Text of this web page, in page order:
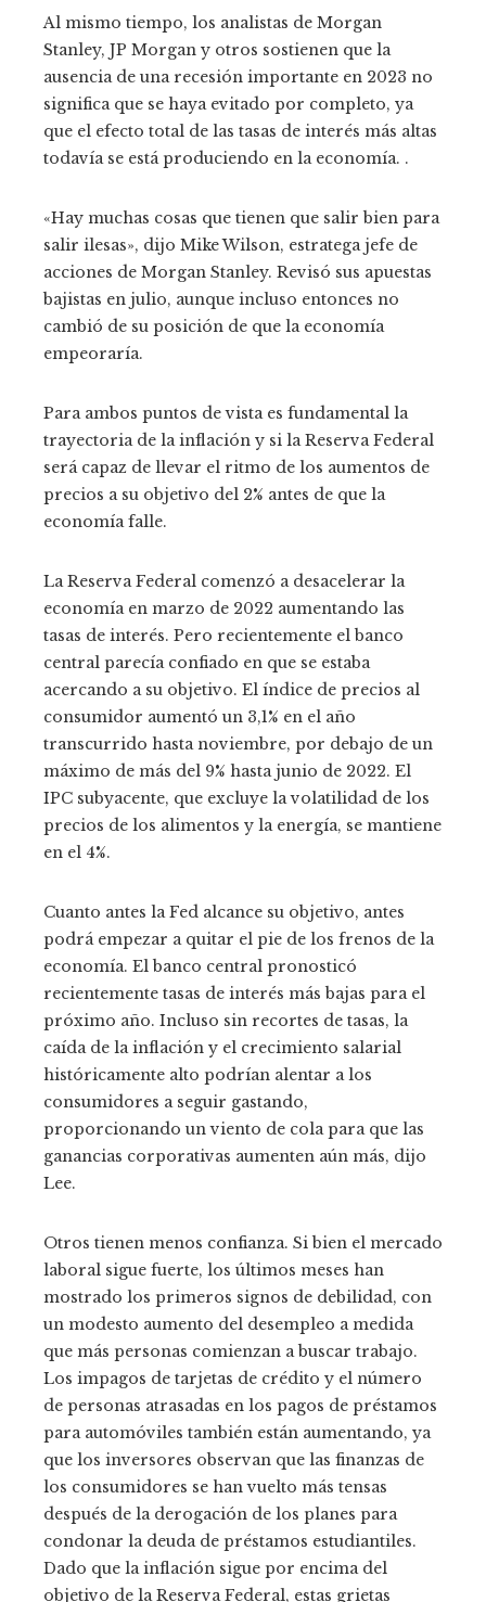
Al mismo tiempo, los analistas de Morgan
Stanley, JP Morgan y otros sostienen que la
ausencia de una recesión importante en 2023 no
significa que se haya evitado por completo, ya
que el efecto total de las tasas de interés más altas
todavía se está produciendo en la economía. .
«Hay muchas cosas que tienen que salir bien para
salir ilesas», dijo Mike Wilson, estratega jefe de
acciones de Morgan Stanley. Revisó sus apuestas
bajistas en julio, aunque incluso entonces no
cambió de su posición de que la economía
empeoraría.
Para ambos puntos de vista es fundamental la
trayectoria de la inflación y si la Reserva Federal
será capaz de llevar el ritmo de los aumentos de
precios a su objetivo del 2% antes de que la
economía falle.
La Reserva Federal comenzó a desacelerar la
economía en marzo de 2022 aumentando las
tasas de interés. Pero recientemente el banco
central parecía confiado en que se estaba
acercando a su objetivo. El índice de precios al
consumidor aumentó un 3,1% en el año
transcurrido hasta noviembre, por debajo de un
máximo de más del 9% hasta junio de 2022. El
IPC subyacente, que excluye la volatilidad de los
precios de los alimentos y la energía, se mantiene
en el 4%.
Cuanto antes la Fed alcance su objetivo, antes
podrá empezar a quitar el pie de los frenos de la
economía. El banco central pronosticó
recientemente tasas de interés más bajas para el
próximo año. Incluso sin recortes de tasas, la
caída de la inflación y el crecimiento salarial
históricamente alto podrían alentar a los
consumidores a seguir gastando,
proporcionando un viento de cola para que las
ganancias corporativas aumenten aún más, dijo
Lee.
Otros tienen menos confianza. Si bien el mercado
laboral sigue fuerte, los últimos meses han
mostrado los primeros signos de debilidad, con
un modesto aumento del desempleo a medida
que más personas comienzan a buscar trabajo.
Los impagos de tarjetas de crédito y el número
de personas atrasadas en los pagos de préstamos
para automóviles también están aumentando, ya
que los inversores observan que las finanzas de
los consumidores se han vuelto más tensas
después de la derogación de los planes para
condonar la deuda de préstamos estudiantiles.
Dado que la inflación sigue por encima del
objetivo de la Reserva Federal, estas grietas